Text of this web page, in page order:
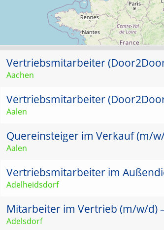
Vertriebsmitarbeiter
Aachen
Vertriebsmitarbeiter
Aalen
Quereinsteiger im Verkauf (m/
Aalen
Vertriebsmitarbeiter im
Adelheidsdorf
Mitarbeiter im Vertrieb (m/w/d)
Adelsdorf